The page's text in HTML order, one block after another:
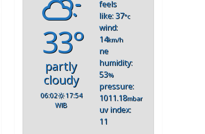
33°
partly
cloudy
06:02
17:54
WIB
feels
like: 37°c
wind:
14km/h
ne
humidity:
53%
pressure:
1011.18mbar
uv index:
11